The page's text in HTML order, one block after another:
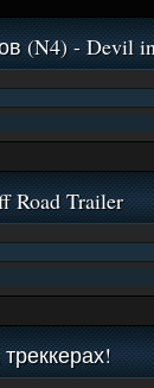
(N4) - Devil
Road Trailer